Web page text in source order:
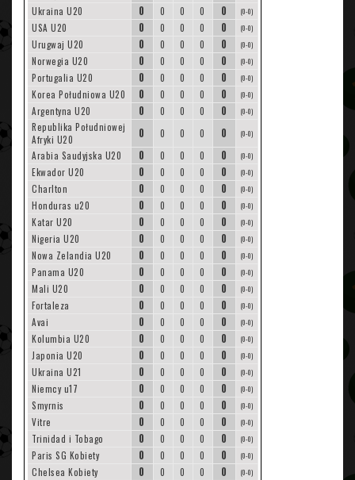
Ukraina U20 0 0 0 0 0 (0-0)
USA U20 0 0 0 0 0 (0-0)
Urugwaj U20 0 0 0 0 0 (0-0)
Norwegia U20 0 0 0 0 0 (0-0)
Portugalia U20 0 0 0 0 0 (0-0)
Korea Południowa U20 0 0 0 0 0 (0-0)
Argentyna U20 0 0 0 0 0 (0-0)
Republika Południowej
Afryki U20
0 0 0 0 0 (0-0)
Arabia Saudyjska U20 0 0 0 0 0 (0-0)
Ekwador U20 0 0 0 0 0 (0-0)
Charlton 0 0 0 0 0 (0-0)
Honduras u20 0 0 0 0 0 (0-0)
Katar U20 0 0 0 0 0 (0-0)
Nigeria U20 0 0 0 0 0 (0-0)
Nowa Zelandia U20 0 0 0 0 0 (0-0)
Panama U20 0 0 0 0 0 (0-0)
Mali U20 0 0 0 0 0 (0-0)
Fortaleza 0 0 0 0 0 (0-0)
Avai 0 0 0 0 0 (0-0)
Kolumbia U20 0 0 0 0 0 (0-0)
Japonia U20 0 0 0 0 0 (0-0)
Ukraina U21 0 0 0 0 0 (0-0)
Niemcy u17 0 0 0 0 0 (0-0)
Smyrnis 0 0 0 0 0 (0-0)
Vitre 0 0 0 0 0 (0-0)
Trinidad i Tobago 0 0 0 0 0 (0-0)
Paris SG Kobiety 0 0 0 0 0 (0-0)
Chelsea Kobiety 0 0 0 0 0 (0-0)